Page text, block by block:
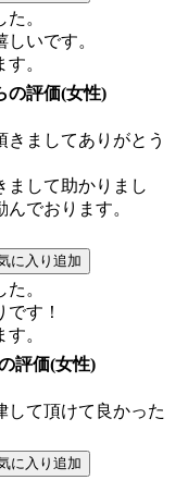
。
いです。
。
の評価(女性)
きましてありがとう
まして助かりまし
でおります。
。
す！
。
評価(女性)
して頂けて良かった